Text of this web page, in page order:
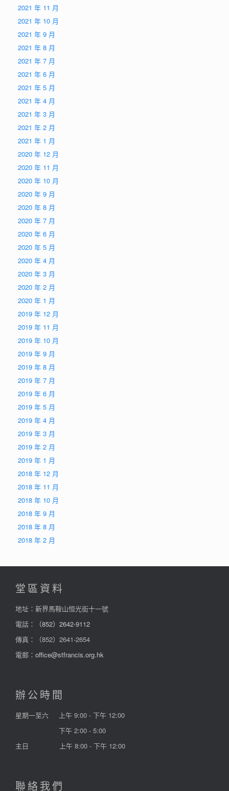
2021 年 11 月
2021 年 10 月
2021 年 9 月
2021 年 8 月
2021 年 7 月
2021 年 6 月
2021 年 5 月
2021 年 4 月
2021 年 3 月
2021 年 2 月
2021 年 1 月
2020 年 12 月
2020 年 11 月
2020 年 10 月
2020 年 9 月
2020 年 8 月
2020 年 7 月
2020 年 6 月
2020 年 5 月
2020 年 4 月
2020 年 3 月
2020 年 2 月
2020 年 1 月
2019 年 12 月
2019 年 11 月
2019 年 10 月
2019 年 9 月
2019 年 8 月
2019 年 7 月
2019 年 6 月
2019 年 5 月
2019 年 4 月
2019 年 3 月
2019 年 2 月
2019 年 1 月
2018 年 12 月
2018 年 11 月
2018 年 10 月
2018 年 9 月
2018 年 8 月
2018 年 2 月
堂區資料
地址：新界馬鞍山恒光街十一號
電話：
（852）2642-9112
傳真：（852）2641-2654
電郵： office@stfrancis.org.hk
辦公時間
星期一至六
上午 9:00 - 下午 12:00
下午 2:00 - 5:00
主日
上午 8:00 - 下午 12:00
聯絡我們